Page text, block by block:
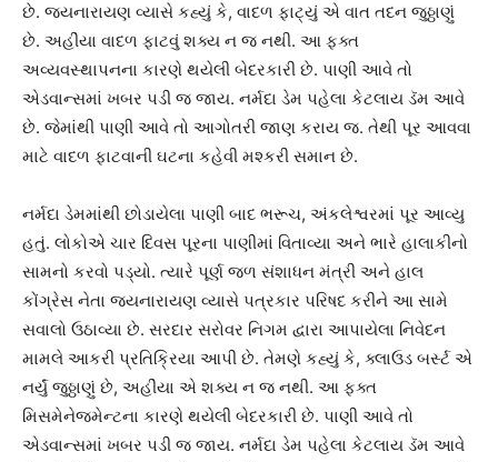
છે. જયનારાયણ વ્યાસે કહ્યું કે, વાદળ ફાટ્યું એ વાત તદન જુઠ્ઠાણું
છે. અહીંયા વાદળ ફાટવું શક્ય ન જ નથી. આ ફક્ત
અવ્યવસ્થાપનના કારણે થયેલી બેદરકારી છે. પાણી આવે તો
એડવાન્સમાં ખબર પડી જ જાય. નર્મદા ડેમ પહેલા કેટલાય ડૅમ આવે
છે. જેમાંથી પાણી આવે તો આગોતરી જાણ કરાય જ. તેથી પૂર આવવા
માટે વાદળ ફાટવાની ઘટના કહેવી મશ્કરી સમાન છે.
નર્મદા ડેમમાંથી છોડાયેલા પાણી બાદ ભરૂચ, અંકલેશ્વરમાં પૂર આવ્યુ
હતું. લોકોએ ચાર દિવસ પૂરના પાણીમાં વિતાવ્યા અને ભારે હાલાકીનો
સામનો કરવો પડ્યો. ત્યારે પૂર્ણ જળ સંશાધન મંત્રી અને હાલ
કોંગ્રેસ નેતા જયનારાયણ વ્યાસે પત્રકાર પરિષદ કરીને આ સામે
સવાલો ઉઠાવ્યા છે. સરદાર સરોવર નિગમ દ્વારા આપાયેલા નિવેદન
મામલે આકરી પ્રતિક્રિયા આપી છે. તેમણે કહ્યું કે, ક્લાઉડ બર્સ્ટ એ
નર્યું જુઠ્ઠાણું છે, અહીંયા એ શક્ય ન જ નથી. આ ફક્ત
મિસમેનેજમેન્ટના કારણે થયેલી બેદરકારી છે. પાણી આવે તો
એડવાન્સમાં ખબર પડી જ જાય. નર્મદા ડેમ પહેલા કેટલાય ડૅમ આવે